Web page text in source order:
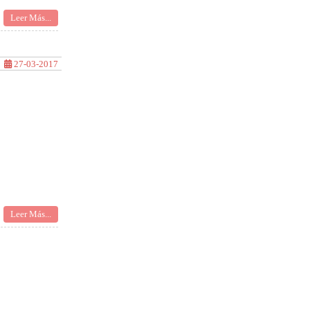
Leer Más...
27-03-2017
Leer Más...